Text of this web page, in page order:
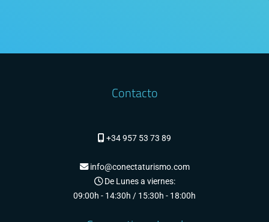
Contacto
+34 957 53 73 89
info@conectaturismo.com
De Lunes a viernes:
09:00h - 14:30h / 15:30h - 18:00h